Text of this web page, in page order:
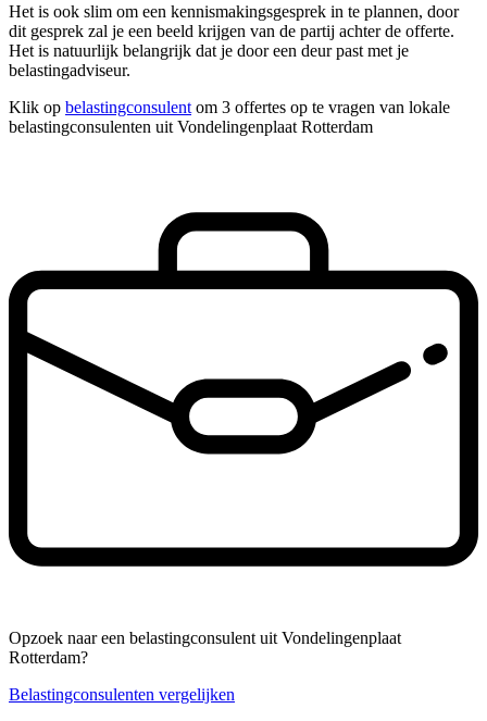
Het is ook slim om een kennismakingsgesprek in te plannen, door
dit gesprek zal je een beeld krijgen van de partij achter de offerte.
Het is natuurlijk belangrijk dat je door een deur past met je
belastingadviseur.
Klik op belastingconsulent om 3 offertes op te vragen van lokale
belastingconsulenten uit Vondelingenplaat Rotterdam
Opzoek naar een belastingconsulent uit Vondelingenplaat
Rotterdam?
Belastingconsulenten vergelijken